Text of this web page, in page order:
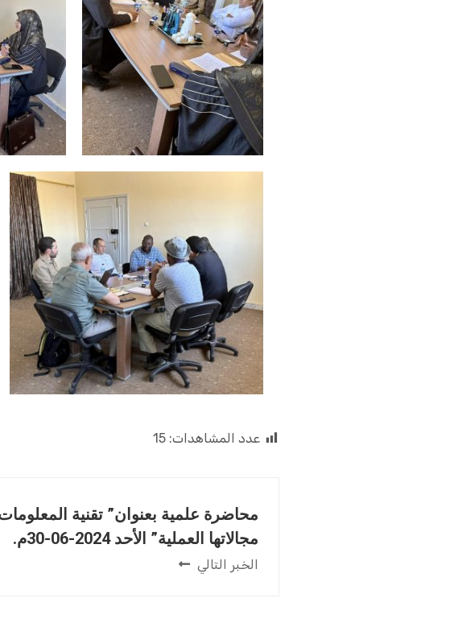
عدد المشاهدات: 15
محاضرة علمية بعنوان” تقنية
مجالاتها العملية” الأحد 2024-06-30م.
الخبر التالي